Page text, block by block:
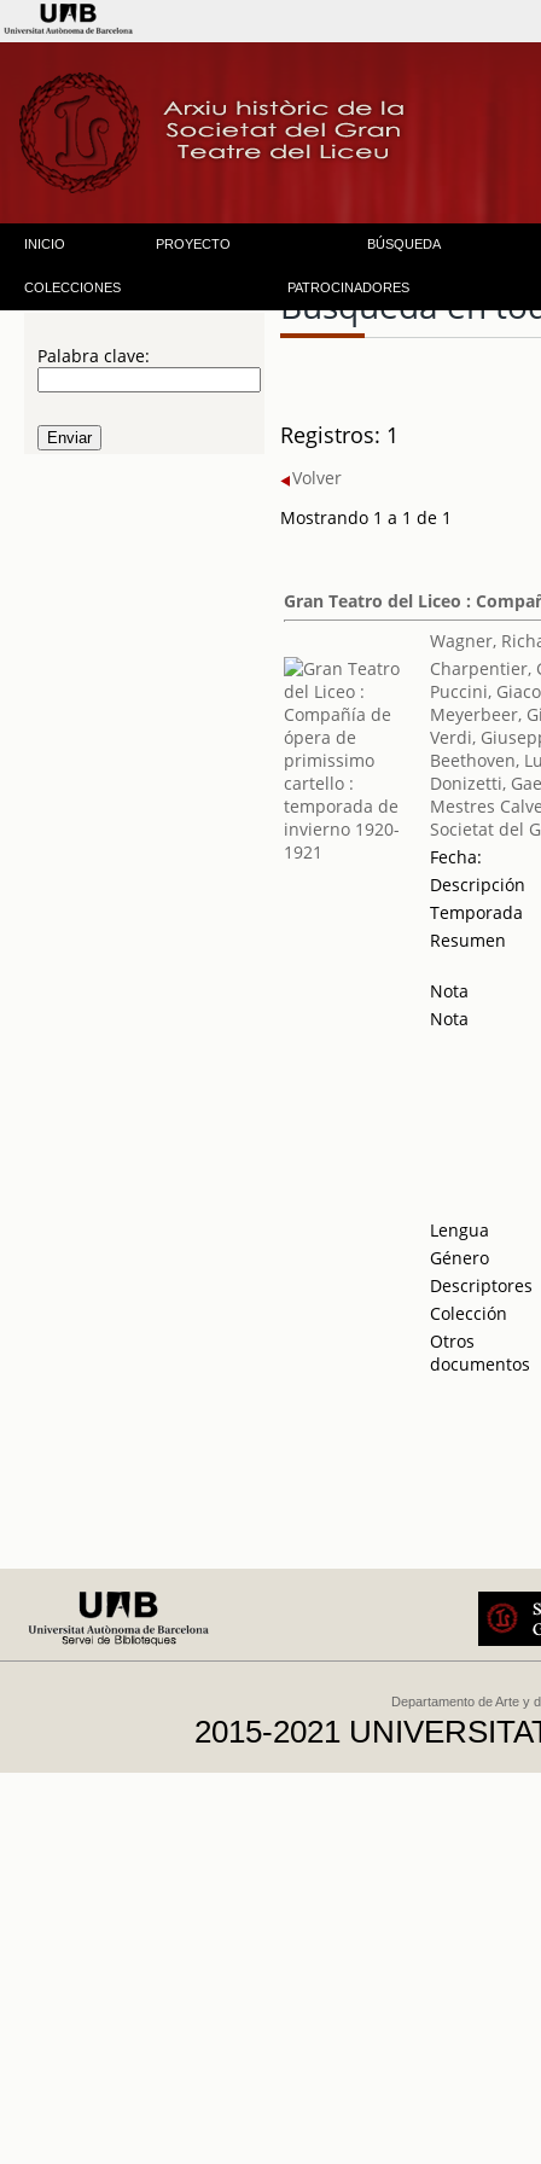
INICIO PROYECTO BÚSQUEDA
COLECCIONES PATROCINADORES
Palabra clave:
Búsqueda en
Registros: 1
Volver
Mostrando 1 a 1 de 1
Gran Teatro del Liceo :
Wagner,
Charpentier,
Puccini,
Meyerbeer,
Verdi,
Beethoven,
Donizetti,
Mestres
Societat del
Fecha:
Descripción
Temporada
Resumen
Nota
Nota
Lengua
Género
Descriptores
Colección
Otros
documentos
Departamento de Arte y
2015-2021